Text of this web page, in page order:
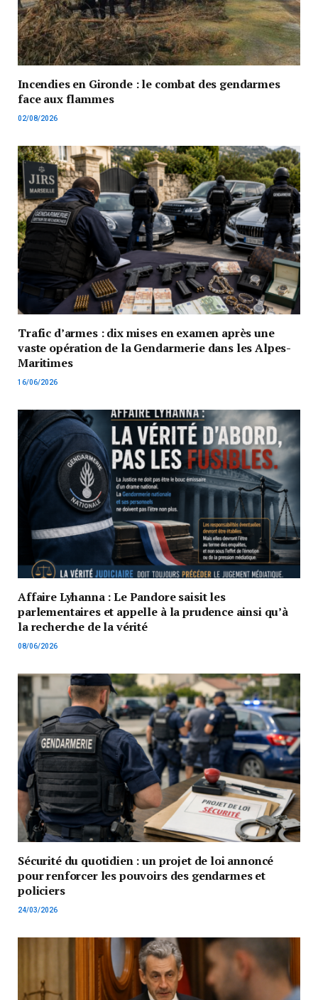
Incendies en Gironde : le combat des gendarmes
face aux flammes
02/08/2026
Trafic d’armes : dix mises en examen après une
vaste opération de la Gendarmerie dans les Alpes-
Maritimes
16/06/2026
Affaire Lyhanna : Le Pandore saisit les
parlementaires et appelle à la prudence ainsi qu’à
la recherche de la vérité
08/06/2026
Sécurité du quotidien : un projet de loi annoncé
pour renforcer les pouvoirs des gendarmes et
policiers
24/03/2026